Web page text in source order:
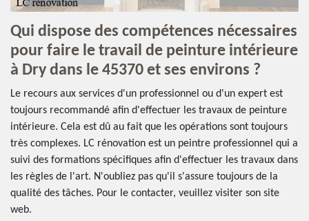
Qui dispose des compétences nécessaires
pour faire le travail de peinture intérieure
à Dry dans le 45370 et ses environs ?
Le recours aux services d'un professionnel ou d'un expert est
toujours recommandé afin d'effectuer les travaux de peinture
intérieure. Cela est dû au fait que les opérations sont toujours
très complexes. LC rénovation est un peintre professionnel qui a
suivi des formations spécifiques afin d'effectuer les travaux dans
les règles de l'art. N'oubliez pas qu'il s'assure toujours de la
qualité des tâches. Pour le contacter, veuillez visiter son site
web.